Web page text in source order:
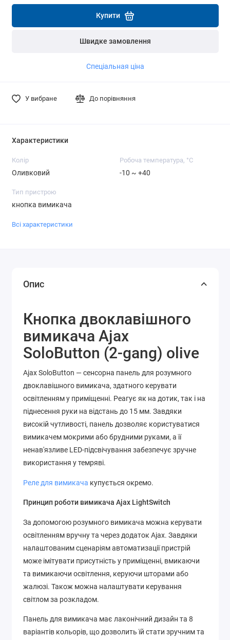
Купити
Швидке замовлення
Спеціальная ціна
У вибране До порівняння
Характеристики
Колір
Оливковий
Робоча температура, °C
-10 ~ +40
Тип пристрою
кнопка вимикача
Всі характеристики
Опис
Кнопка двоклавішного
вимикача Ajax
SoloButton (2-gang) olive
Ajax SoloButton — сенсорна панель для розумного
двоклавішного вимикача, здатного керувати
освітленням у приміщенні. Реагує як на дотик, так і на
піднесення руки на відстань до 15 мм. Завдяки
високій чутливості, панель дозволяє користуватися
вимикачем мокрими або брудними руками, а її
ненав'язливе LED-підсвічування забезпечує зручне
використання у темряві.
Реле для вимикача купується окремо.
Принцип роботи вимикача Ajax LightSwitch
За допомогою розумного вимикача можна керувати
освітленням вручну та через додаток Ajax. Завдяки
налаштованим сценаріям автоматизації пристрій
може імітувати присутність у приміщенні, вмикаючи
та вимикаючи освітлення, керуючи шторами або
жалюзі. Також можна налаштувати керування
світлом за розкладом.
Панель для вимикача має лаконічний дизайн та 8
варіантів кольорів, що дозволить їй стати зручним та